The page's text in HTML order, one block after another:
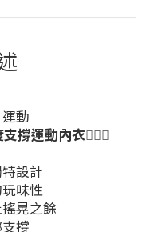
動
支撐運動內衣🏃🏻‍♀️
設計
味性
晃之餘
撐